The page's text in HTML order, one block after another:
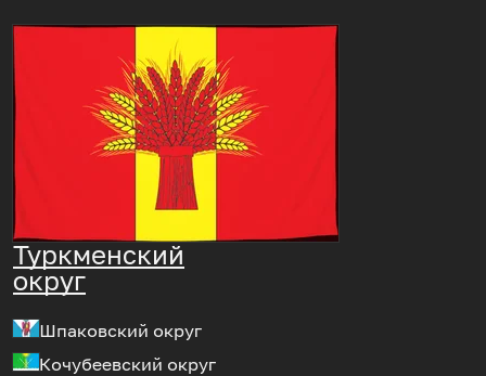
Туркменский
округ
Шпаковский округ
Кочубеевский округ